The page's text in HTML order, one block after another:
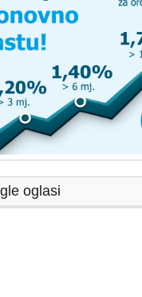
oglasi